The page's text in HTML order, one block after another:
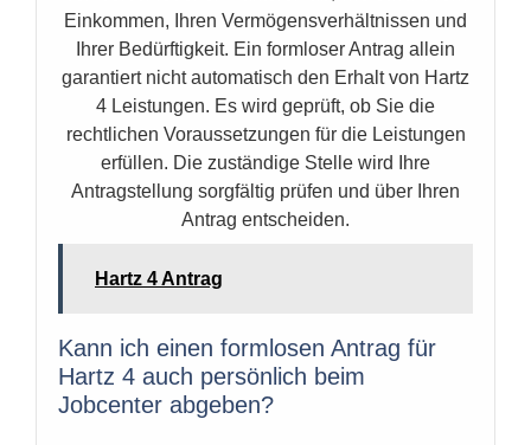
Einkommen, Ihren Vermögensverhältnissen und
Ihrer Bedürftigkeit. Ein formloser Antrag allein
garantiert nicht automatisch den Erhalt von Hartz
4 Leistungen. Es wird geprüft, ob Sie die
rechtlichen Voraussetzungen für die Leistungen
erfüllen. Die zuständige Stelle wird Ihre
Antragstellung sorgfältig prüfen und über Ihren
Antrag entscheiden.
Hartz 4 Antrag
Kann ich einen formlosen Antrag für
Hartz 4 auch persönlich beim
Jobcenter abgeben?